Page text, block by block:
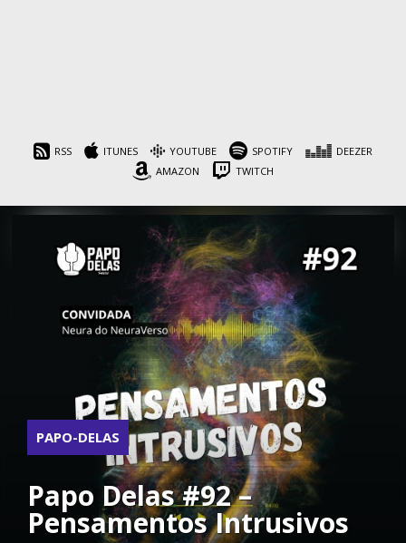
RSS ITUNES YOUTUBE SPOTIFY
DEEZER
AMAZON
TWITCH
PAPO-DELAS
Papo Delas #92 –
Pensamentos Intrusivos